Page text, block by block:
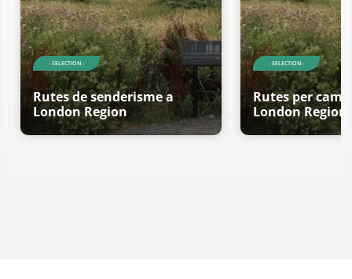
- SELECTION -
Rutes de senderisme a
London Region
- SELECTION -
Rutes per
London Region